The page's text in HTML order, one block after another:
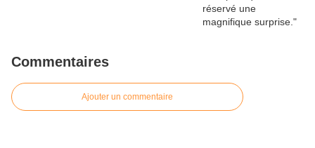
Commentaires
Ajouter un commentaire